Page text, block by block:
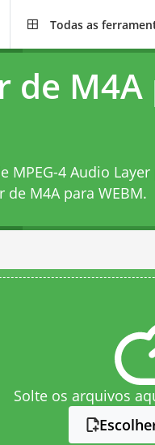
Todas as
de M4A
MPEG-4 Audio
de M4A para WEBM.
Solte os arquivos